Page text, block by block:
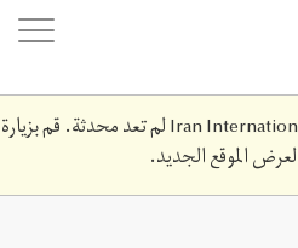
لعرض الموقع الجديد.